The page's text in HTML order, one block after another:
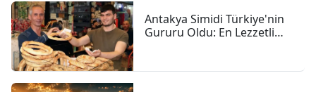
Antakya Simidi Türkiye'nin
Gururu Oldu: En Lezzetli